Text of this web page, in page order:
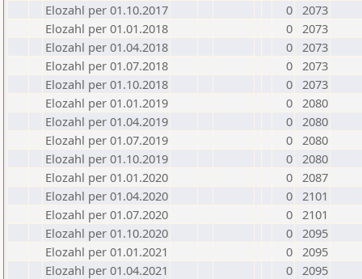
Elozahl per 01.10.2017
0 2073
Elozahl per 01.01.2018
0 2073
Elozahl per 01.04.2018
0 2073
Elozahl per 01.07.2018
0 2073
Elozahl per 01.10.2018
0 2073
Elozahl per 01.01.2019
0 2080
Elozahl per 01.04.2019
0 2080
Elozahl per 01.07.2019
0 2080
Elozahl per 01.10.2019
0 2080
Elozahl per 01.01.2020
0 2087
Elozahl per 01.04.2020
0 2101
Elozahl per 01.07.2020
0 2101
Elozahl per 01.10.2020
0 2095
Elozahl per 01.01.2021
0 2095
Elozahl per 01.04.2021
0 2095